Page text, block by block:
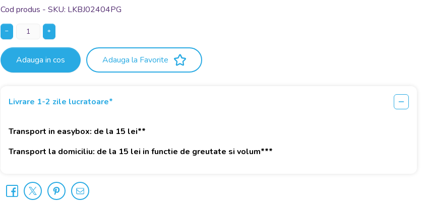
Cod produs - SKU LKBJ02404PG
− +
Adauga in cos Adauga la Favorite
Livrare 1-2 zile lucratoare*
Transport in easybox: de la 15 lei**
Transport la domiciliu: de la 15 lei in functie de greutate si volum***